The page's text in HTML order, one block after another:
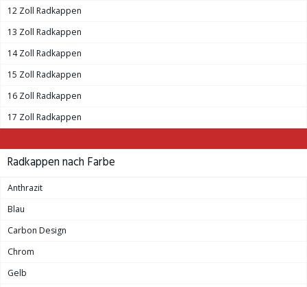
12 Zoll Radkappen
13 Zoll Radkappen
14 Zoll Radkappen
15 Zoll Radkappen
16 Zoll Radkappen
17 Zoll Radkappen
Radkappen nach Farbe
Anthrazit
Blau
Carbon Design
Chrom
Gelb